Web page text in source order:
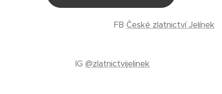
FB České zlatnictví Jelínek
IG @zlatnictvijelinek